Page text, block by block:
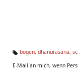
g
bogen, dhanurasana,
E-Mail an mich, wenn